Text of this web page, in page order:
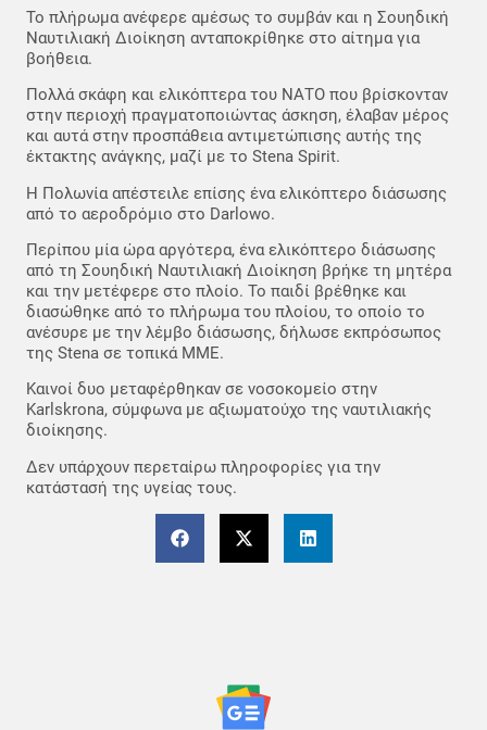
Το πλήρωμα ανέφερε αμέσως το συμβάν και η Σουηδική
Ναυτιλιακή Διοίκηση ανταποκρίθηκε στο αίτημα για
βοήθεια.
Πολλά σκάφη και ελικόπτερα του ΝΑΤΟ που βρίσκονταν
στην περιοχή πραγματοποιώντας άσκηση, έλαβαν μέρος
και αυτά στην προσπάθεια αντιμετώπισης αυτής της
έκτακτης ανάγκης, μαζί με το Stena Spirit.
Η Πολωνία απέστειλε επίσης ένα ελικόπτερο διάσωσης
από το αεροδρόμιο στο Darlowo.
Περίπου μία ώρα αργότερα, ένα ελικόπτερο διάσωσης
από τη Σουηδική Ναυτιλιακή Διοίκηση βρήκε τη μητέρα
και την μετέφερε στο πλοίο. Το παιδί βρέθηκε και
διασώθηκε από το πλήρωμα του πλοίου, το οποίο το
ανέσυρε με την λέμβο διάσωσης, δήλωσε εκπρόσωπος
της Stena σε τοπικά ΜΜΕ.
Καινοί δυο μεταφέρθηκαν σε νοσοκομείο στην
Karlskrona, σύμφωνα με αξιωματούχο της ναυτιλιακής
διοίκησης.
Δεν υπάρχουν περεταίρω πληροφορίες για την
κατάστασή της υγείας τους.